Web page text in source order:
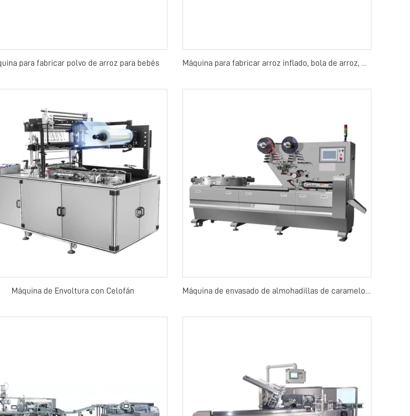
para fabricar polvo de arroz para bebés Máquina para fabricar arroz inflado, bola de arroz, barra de arroz
Máquina de Envoltura con Celofán Máquina de envasado de almohadillas de caramelos, chicle o chocolate